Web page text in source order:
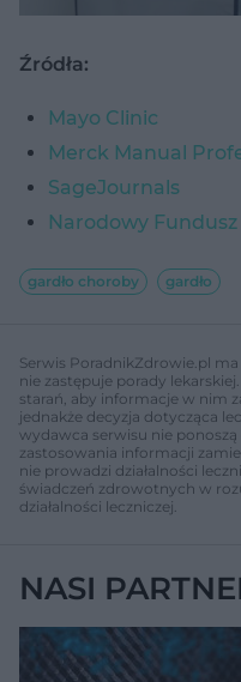
Źródła:
Mayo Clinic
Merck Manual
SageJournals
Narodowy
gardło choroby gardło
Serwis PoradnikZdrowie.pl
nie zastępuje porady
starań, aby informacje w nim
jednakże decyzja dotycząca
wydawca serwisu nie
zastosowania informacji
nie prowadzi działalności
świadczeń zdrowotnych w
działalności leczniczej.
NASI